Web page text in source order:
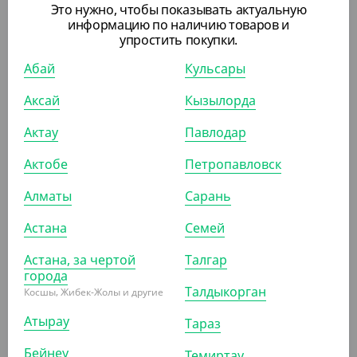
ПОХОЖИЕ ТОВАРЫ
АРТ. 81113
10 479₸
Крем для рук "Autograph", 5 л, Orchid Shades
Это нужно, чтобы показывать актуальную
информацию по наличию товаров и
упростить покупки.
Абай
Аксай
Актау
Актобе
Алматы
Астана
Астана, за чертой
города
Косшы, Жибек-Жолы и другие
Атырау
Бейнеу
Кульсары
Кызылорда
Павлодар
Петропавловск
Сарань
Семей
Талгар
Талдыкорган
Тараз